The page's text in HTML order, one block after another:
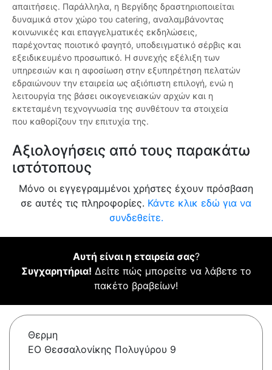
απαιτήσεις. Παράλληλα, η Βεργίδης δραστηριοποιείται
δυναμικά στον χώρο του catering, αναλαμβάνοντας
κοινωνικές και επαγγελματικές εκδηλώσεις,
παρέχοντας ποιοτικό φαγητό, υποδειγματικό σέρβις και
εξειδικευμένο προσωπικό. Η συνεχής εξέλιξη των
υπηρεσιών και η αφοσίωση στην εξυπηρέτηση πελατών
εδραιώνουν την εταιρεία ως αξιόπιστη επιλογή, ενώ η
λειτουργία της βάσει οικογενειακών αρχών και η
εκτεταμένη τεχνογνωσία της συνθέτουν τα στοιχεία
που καθορίζουν την επιτυχία της.
Αξιολογήσεις από τους παρακάτω
ιστότοπους
Μόνο οι εγγεγραμμένοι χρήστες έχουν πρόσβαση
σε αυτές τις πληροφορίες. Κάντε κλικ εδώ για να
συνδεθείτε.
Αυτή είναι η εταιρεία σας?
Συγχαρητήρια! Δείτε πώς μπορείτε να λάβετε το
πακέτο βραβείων!
Θερμη
ΕΟ Θεσσαλονίκης Πολυγύρου 9